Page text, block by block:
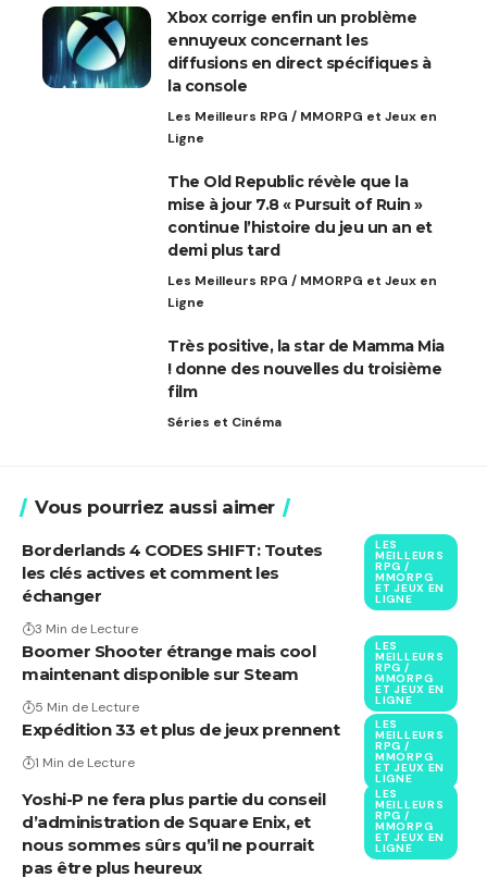
Xbox corrige enfin un problème
ennuyeux concernant les
diffusions en direct spécifiques à
la console
Les Meilleurs RPG / MMORPG et Jeux en
Ligne
The Old Republic révèle que la
mise à jour 7.8 « Pursuit of Ruin »
continue l’histoire du jeu un an et
demi plus tard
Les Meilleurs RPG / MMORPG et Jeux en
Ligne
Très positive, la star de Mamma Mia
! donne des nouvelles du troisième
film
Séries et Cinéma
Vous pourriez aussi aimer
LES
MEILLEURS
RPG /
MMORPG
ET JEUX EN
LIGNE
Borderlands 4 CODES SHIFT: Toutes
les clés actives et comment les
échanger
3 Min de Lecture
LES
MEILLEURS
RPG /
MMORPG
ET JEUX EN
LIGNE
Boomer Shooter étrange mais cool
maintenant disponible sur Steam
5 Min de Lecture
LES
MEILLEURS
RPG /
MMORPG
ET JEUX EN
LIGNE
Expédition 33 et plus de jeux prennent
1 Min de Lecture
LES
MEILLEURS
RPG /
MMORPG
ET JEUX EN
LIGNE
Yoshi-P ne fera plus partie du conseil
d’administration de Square Enix, et
nous sommes sûrs qu’il ne pourrait
pas être plus heureux